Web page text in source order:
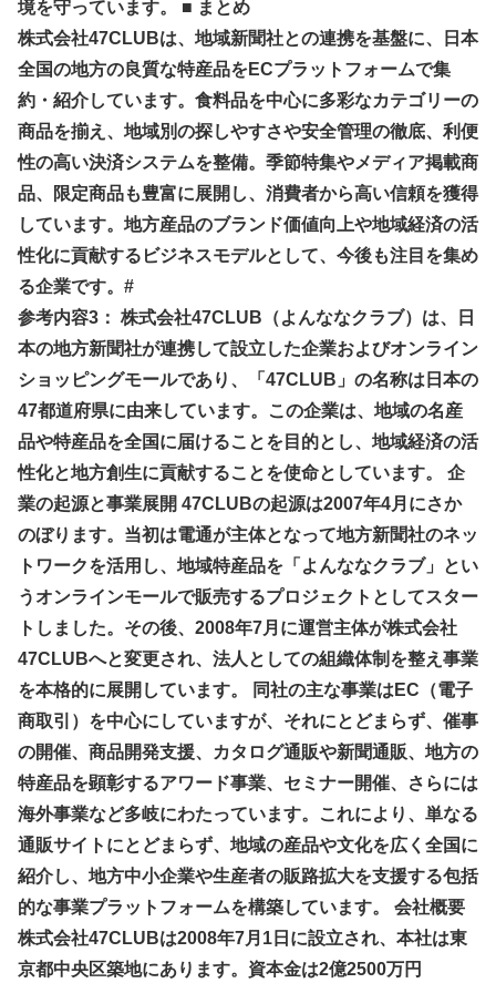
境を守っています。 ■ まとめ
株式会社47CLUBは、地域新聞社との連携を基盤に、日本
全国の地方の良質な特産品をECプラットフォームで集
約・紹介しています。食料品を中心に多彩なカテゴリーの
商品を揃え、地域別の探しやすさや安全管理の徹底、利便
性の高い決済システムを整備。季節特集やメディア掲載商
品、限定商品も豊富に展開し、消費者から高い信頼を獲得
しています。地方産品のブランド価値向上や地域経済の活
性化に貢献するビジネスモデルとして、今後も注目を集め
る企業です。#
参考内容3： 株式会社47CLUB（よんななクラブ）は、日
本の地方新聞社が連携して設立した企業およびオンライン
ショッピングモールであり、「47CLUB」の名称は日本の
47都道府県に由来しています。この企業は、地域の名産
品や特産品を全国に届けることを目的とし、地域経済の活
性化と地方創生に貢献することを使命としています。 企
業の起源と事業展開 47CLUBの起源は2007年4月にさか
のぼります。当初は電通が主体となって地方新聞社のネッ
トワークを活用し、地域特産品を「よんななクラブ」とい
うオンラインモールで販売するプロジェクトとしてスター
トしました。その後、2008年7月に運営主体が株式会社
47CLUBへと変更され、法人としての組織体制を整え事業
を本格的に展開しています。 同社の主な事業はEC（電子
商取引）を中心にしていますが、それにとどまらず、催事
の開催、商品開発支援、カタログ通販や新聞通販、地方の
特産品を顕彰するアワード事業、セミナー開催、さらには
海外事業など多岐にわたっています。これにより、単なる
通販サイトにとどまらず、地域の産品や文化を広く全国に
紹介し、地方中小企業や生産者の販路拡大を支援する包括
的な事業プラットフォームを構築しています。 会社概要
株式会社47CLUBは2008年7月1日に設立され、本社は東
京都中央区築地にあります。資本金は2億2500万円